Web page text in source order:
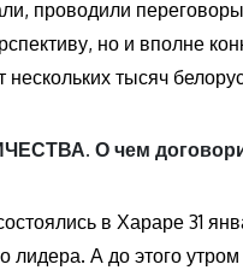
проводили
но и вполне
тысяч
О чем
в Хараре 31
А до этого